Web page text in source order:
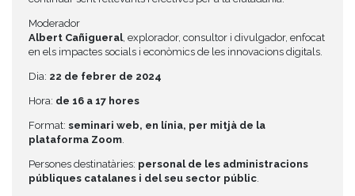
Moderador
Albert Cañigueral, explorador, consultor i divulgador, enfocat
en els impactes socials i econòmics de les innovacions digitals.
Dia: 22 de febrer de 2024
Hora: de 16 a 17 hores
Format: seminari web, en línia, per mitjà de la
plataforma Zoom.
Persones destinatàries: personal de les administracions
públiques catalanes i del seu sector públic.